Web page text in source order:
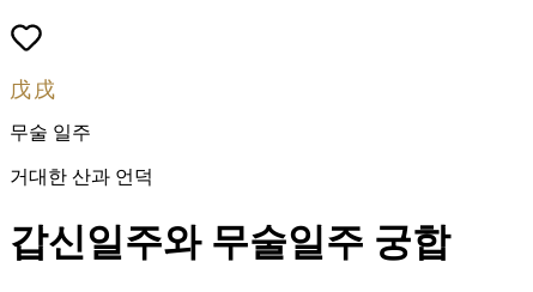
戊戌
무술 일주
거대한 산과 언덕
갑신일주와 무술일주 궁합